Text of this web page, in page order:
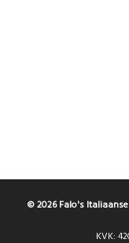
© 2026 Falo's
KVK: